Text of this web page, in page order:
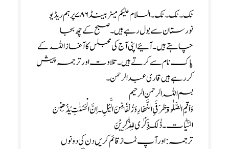
ٹک ۔ٹک۔ٹک۔ السلام علیکم میٹر بینڈ ۷۸۶ پر ہم ریڈیو
نورستان سے بول رہے ہیں ۔ صبح کے چھ بجا
چاہتے ہیں ۔ آئیے اپنی آج کی مجلس کا آغاز اللہ کے
پاک نام سے کرتے ہیں ۔ تلاوت اور ترجمہ پیش
کر رہے ہیں قاری عبد الرحمن۔
بسم اللہ الرحمن الرحیم
وَاَقِمِ الصَّلٰوۃَ طَرَفَیِ النَّھَارِ وَزُلَفًا مِّنَ الَّیْلِ۔ اِنَّ الْحَسَنٰتِ یُذْھِبْنَ
السَّیِّاٰت۔ ذٰلِکَ ذِکْرٰی لِلذّٰکِرِیْنَ
ترجمہ: اور آپ نماز قائم کریں دن کی دونوں